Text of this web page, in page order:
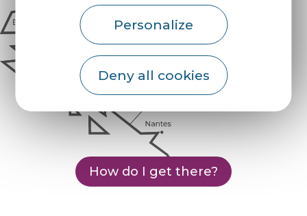
Personalize
Deny all cookies
How do I get there?